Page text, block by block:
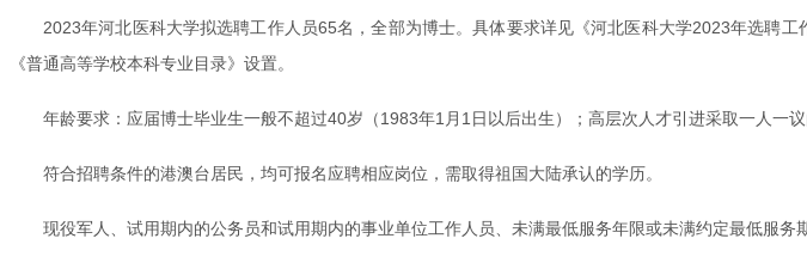
2023年河北医科大学拟选聘工作人员65名，全部为博士。具体要求详见《河北医科大学2023年选聘
《普通高等学校本科专业目录》设置。
年龄要求：应届博士毕业生一般不超过40岁（1983年1月1日以后出生）；高层次人才引进采取一人一议
符合招聘条件的港澳台居民，均可报名应聘相应岗位，需取得祖国大陆承认的学历。
现役军人、试用期内的公务员和试用期内的事业单位工作人员、未满最低服务年限或未满约定最低服务